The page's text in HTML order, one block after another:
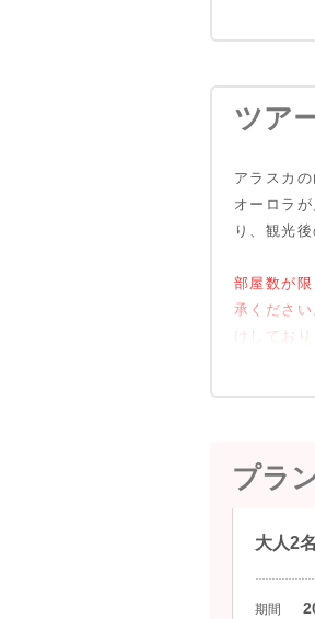
屋内施設
ツア
アラスカ
オーロラ
り、観光
部屋数が
承くださ
けしており
プラ
大人2
期間